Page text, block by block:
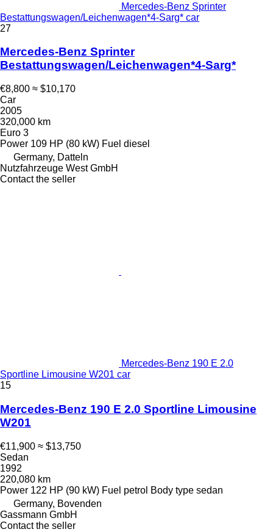
Mercedes-Benz Sprinter
Bestattungswagen/Leichenwagen*4-Sarg* car
27
Mercedes-Benz Sprinter
Bestattungswagen/Leichenwagen*4-Sarg*
€8,800 ≈ $10,170
Car
2005
320,000 km
Euro 3
Power 109 HP (80 kW) Fuel diesel
Germany, Datteln
Nutzfahrzeuge West GmbH
Contact the seller
Mercedes-Benz 190 E 2.0
Sportline Limousine W201 car
15
Mercedes-Benz 190 E 2.0 Sportline Limousine
W201
€11,900 ≈ $13,750
Sedan
1992
220,080 km
Power 122 HP (90 kW) Fuel petrol Body type sedan
Germany, Bovenden
Gassmann GmbH
Contact the seller